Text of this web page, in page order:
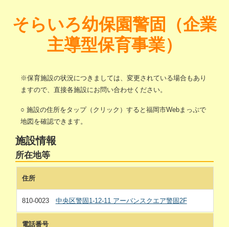
そらいろ幼保園警固（企業
主導型保育事業）
※保育施設の状況につきましては、変更されている場合もあり
ますので、直接各施設にお問い合わせください。
○ 施設の住所をタップ（クリック）すると福岡市Webまっぷで
地図を確認できます。
施設情報
所在地等
住所
810-0023 中央区警固1-12-11 アーバンスクエア警固2F
電話番号